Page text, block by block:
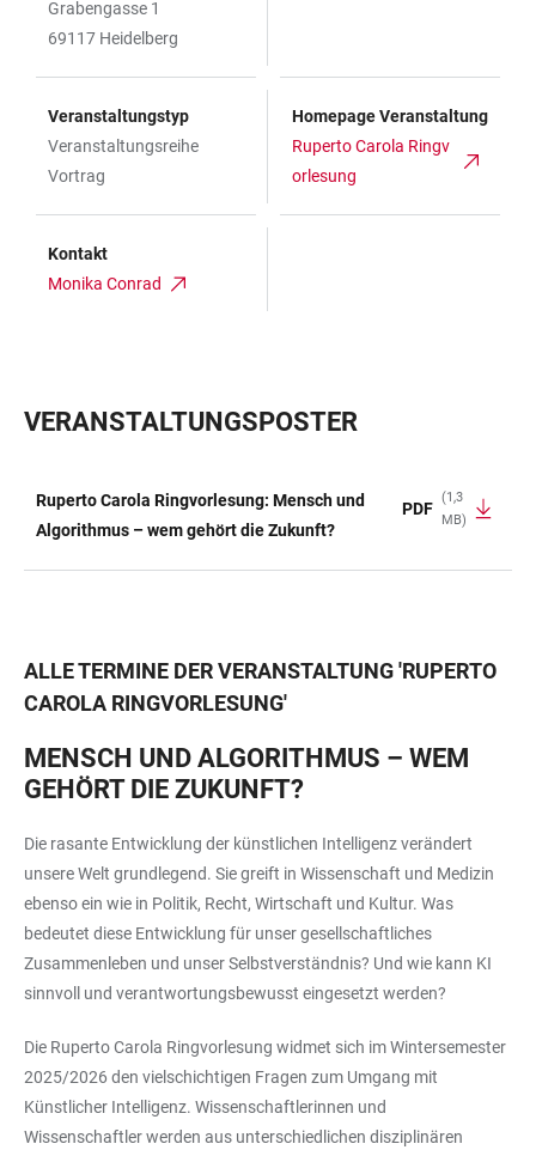
Grabengasse 1
69117 Heidelberg
Veranstaltungstyp
Veranstaltungsreihe
Vortrag
Homepage Veranstaltung
Ruperto Carola Ringv
orlesung
Kontakt
Monika Conrad
VERANSTALTUNGSPOSTER
TABELLE
Ruperto Carola Ringvorlesung: Mensch und
Algorithmus – wem gehört die Zukunft?
PDF
(1,3
MB)
ALLE TERMINE DER VERANSTALTUNG'RUPERTO
CAROLA RINGVORLESUNG'
MENSCH UND ALGORITHMUS – WEM
GEHÖRT DIE ZUKUNFT?
Die rasante Entwicklung der künstlichen Intelligenz verändert
unsere Welt grundlegend. Sie greift in Wissenschaft und Medizin
ebenso ein wie in Politik, Recht, Wirtschaft und Kultur. Was
bedeutet diese Entwicklung für unser gesellschaftliches
Zusammenleben und unser Selbstverständnis? Und wie kann KI
sinnvoll und verantwortungsbewusst eingesetzt werden?
Die Ruperto Carola Ringvorlesung widmet sich im Wintersemester
2025/2026 den vielschichtigen Fragen zum Umgang mit
Künstlicher Intelligenz. Wissenschaftlerinnen und
Wissenschaftler werden aus unterschiedlichen disziplinären